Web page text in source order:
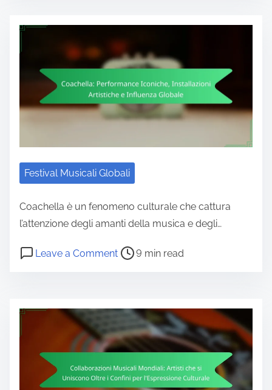
Festival Musicali Globali
Coachella è un fenomeno culturale che cattura
l’attenzione degli amanti della musica e degli…
Leave a Commenton Coachella: Performance
Post read time 9 min read